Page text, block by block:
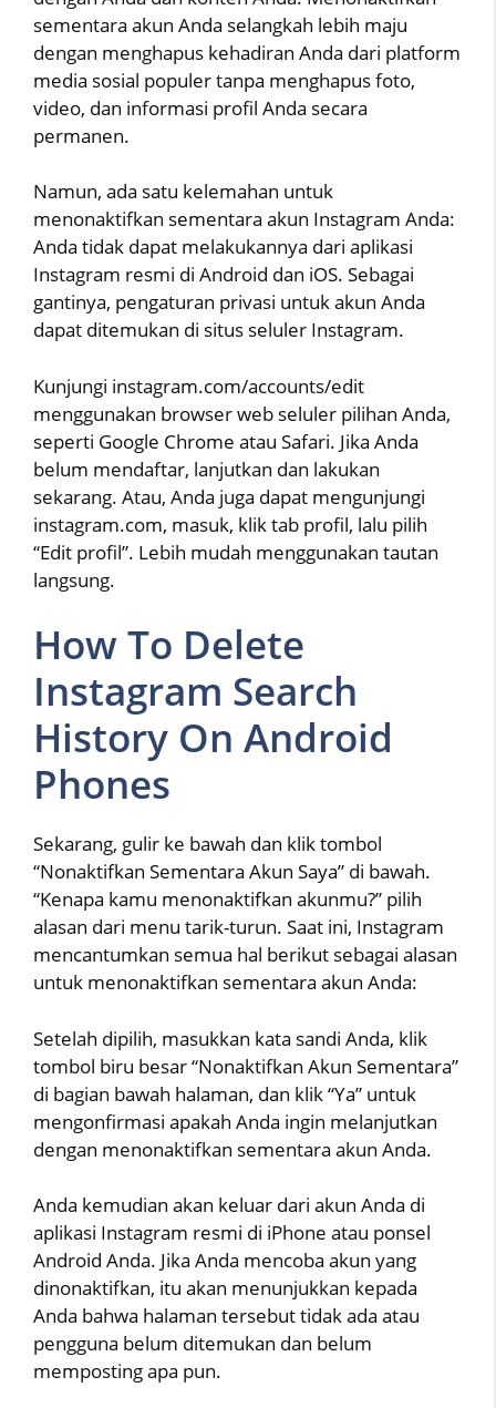
sementara akun Anda selangkah lebih maju
dengan menghapus kehadiran Anda dari platform
media sosial populer tanpa menghapus foto,
video, dan informasi profil Anda secara
permanen.
Namun, ada satu kelemahan untuk
menonaktifkan sementara akun Instagram Anda:
Anda tidak dapat melakukannya dari aplikasi
Instagram resmi di Android dan iOS. Sebagai
gantinya, pengaturan privasi untuk akun Anda
dapat ditemukan di situs seluler Instagram.
Kunjungi instagram.com/accounts/edit
menggunakan browser web seluler pilihan Anda,
seperti Google Chrome atau Safari. Jika Anda
belum mendaftar, lanjutkan dan lakukan
sekarang. Atau, Anda juga dapat mengunjungi
instagram.com, masuk, klik tab profil, lalu pilih
“Edit profil”. Lebih mudah menggunakan tautan
langsung.
How To Delete
Instagram Search
History On Android
Phones
Sekarang, gulir ke bawah dan klik tombol
“Nonaktifkan Sementara Akun Saya” di bawah.
“Kenapa kamu menonaktifkan akunmu?” pilih
alasan dari menu tarik-turun. Saat ini, Instagram
mencantumkan semua hal berikut sebagai alasan
untuk menonaktifkan sementara akun Anda:
Setelah dipilih, masukkan kata sandi Anda, klik
tombol biru besar “Nonaktifkan Akun Sementara”
di bagian bawah halaman, dan klik “Ya” untuk
mengonfirmasi apakah Anda ingin melanjutkan
dengan menonaktifkan sementara akun Anda.
Anda kemudian akan keluar dari akun Anda di
aplikasi Instagram resmi di iPhone atau ponsel
Android Anda. Jika Anda mencoba akun yang
dinonaktifkan, itu akan menunjukkan kepada
Anda bahwa halaman tersebut tidak ada atau
pengguna belum ditemukan dan belum
memposting apa pun.